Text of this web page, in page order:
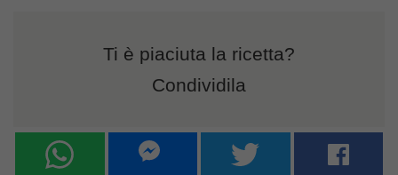
Ti è piaciuta la ricetta?
Condividila